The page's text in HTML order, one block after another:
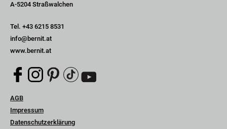
A-5204 Straßwalchen
Tel. +43 6215 8531
info@bernit.at
www.bernit.at
Navigation
überspringen
AGB
Impressum
Datenschutzerklärung